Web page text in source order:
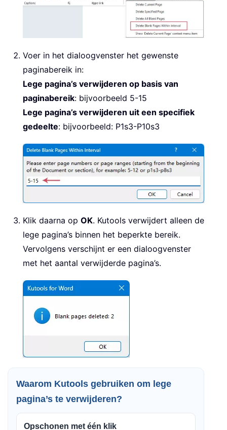
Voer in het dialoogvenster het gewenste
paginabereik in:
Lege pagina’s verwijderen op basis van
paginabereik: bijvoorbeeld 5-15
Lege pagina’s verwijderen uit een specifiek
gedeelte: bijvoorbeeld: P1s3-P10s3
Klik daarna op OK. Kutools verwijdert alleen de
lege pagina’s binnen het beperkte bereik.
Vervolgens verschijnt er een dialoogvenster
met het aantal verwijderde pagina’s.
Waarom Kutools gebruiken om lege
pagina’s te verwijderen?
Opschonen met één klik